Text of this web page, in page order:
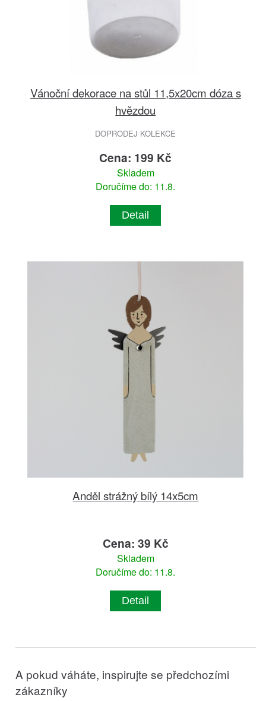
Vánoční dekorace na stůl 11,5x20cm dóza s
hvězdou
DOPRODEJ KOLEKCE
Cena: 199 Kč
Skladem
Doručíme do: 11.8.
Detail
Anděl strážný bílý 14x5cm
Cena: 39 Kč
Skladem
Doručíme do: 11.8.
Detail
A pokud váháte, inspirujte se předchozími
zákazníky